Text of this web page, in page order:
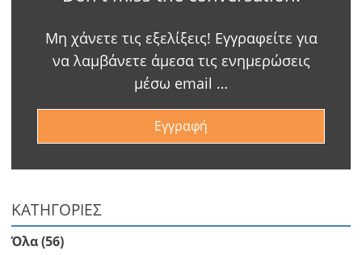
Μη χάνετε τις εξελίξεις! Εγγραφείτε για
να λαμβάνετε άμεσα τις ενημερώσεις
μέσω email …
Εγγραφή
ΚΑΤΗΓΟΡΙΕΣ
Όλα (56)